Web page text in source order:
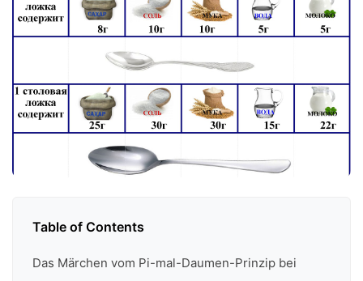
Table of Contents
Das Märchen vom Pi-mal-Daumen-Prinzip bei